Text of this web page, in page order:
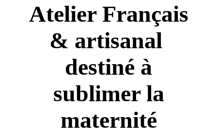
Atelier Français
& artisanal
destiné à
sublimer la
maternité